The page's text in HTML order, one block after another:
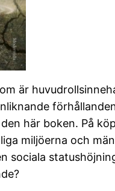
är
här boken. På
miljöerna och
sociala